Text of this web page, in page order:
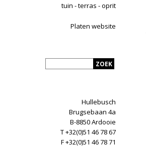
tuin - terras - oprit
Platen website
Hullebusch
Brugsebaan 4a
B-8850 Ardooie
T +32(0)51 46 78 67
F +32(0)51 46 78 71